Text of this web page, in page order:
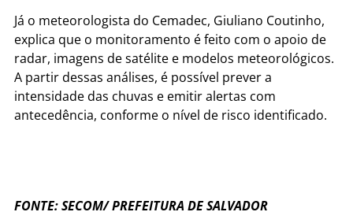
Já o meteorologista do Cemadec, Giuliano Coutinho,
explica que o monitoramento é feito com o apoio de
radar, imagens de satélite e modelos meteorológicos.
A partir dessas análises, é possível prever a
intensidade das chuvas e emitir alertas com
antecedência, conforme o nível de risco identificado.
FONTE: SECOM/ PREFEITURA DE SALVADOR